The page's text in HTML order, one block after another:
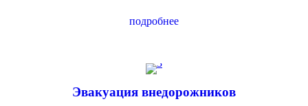
подробнее
Эвакуация внедорожников